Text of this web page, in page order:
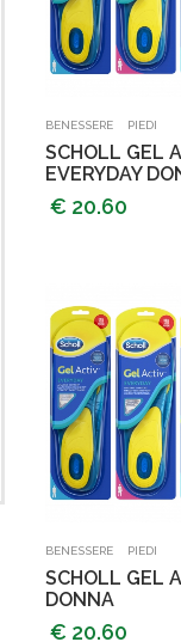
BENESSERE- PIEDI
SCHOLL GEL
EVERYDAY
€ 20.60
BENESSERE- PIEDI
SCHOLL GEL
DONNA
€ 20.60